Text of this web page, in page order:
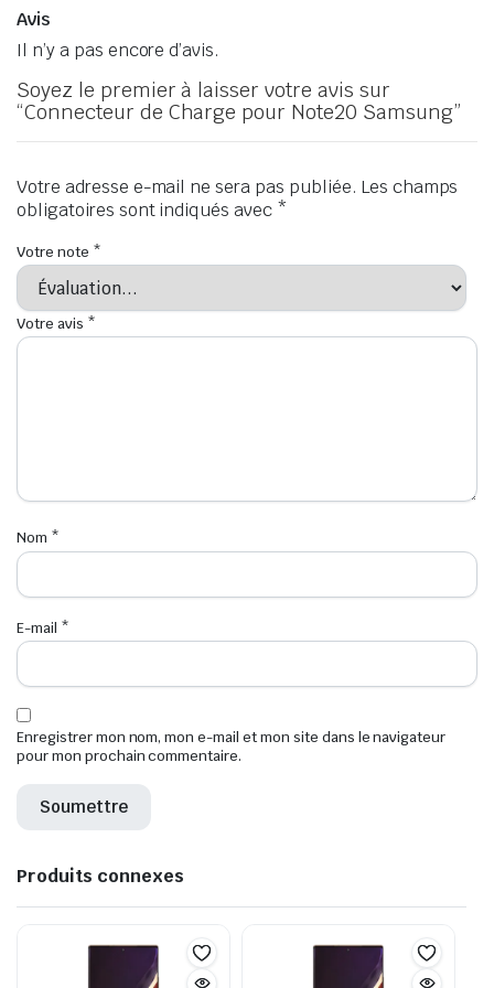
Avis
Il n’y a pas encore d’avis.
Soyez le premier à laisser votre avis sur
“Connecteur de Charge pour Note20 Samsung”
Votre adresse e-mail ne sera pas publiée. Les champs
obligatoires sont indiqués avec *
Votre note *
Votre avis *
Nom *
E-mail *
Enregistrer mon nom, mon e-mail et mon site dans le navigateur
pour mon prochain commentaire.
Produits connexes